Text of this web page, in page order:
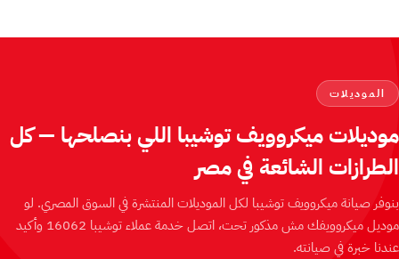
الموديلات
موديلات ميكروويف توشيبا اللي بنصلحها — كل
الطرازات الشائعة في مصر
بنوفر صيانة ميكروويف توشيبا لكل الموديلات المنتشرة في السوق المصري. لو
موديل ميكروويفك مش مذكور تحت، اتصل خدمة عملاء توشيبا 16062 وأكيد
عندنا خبرة في صيانته.